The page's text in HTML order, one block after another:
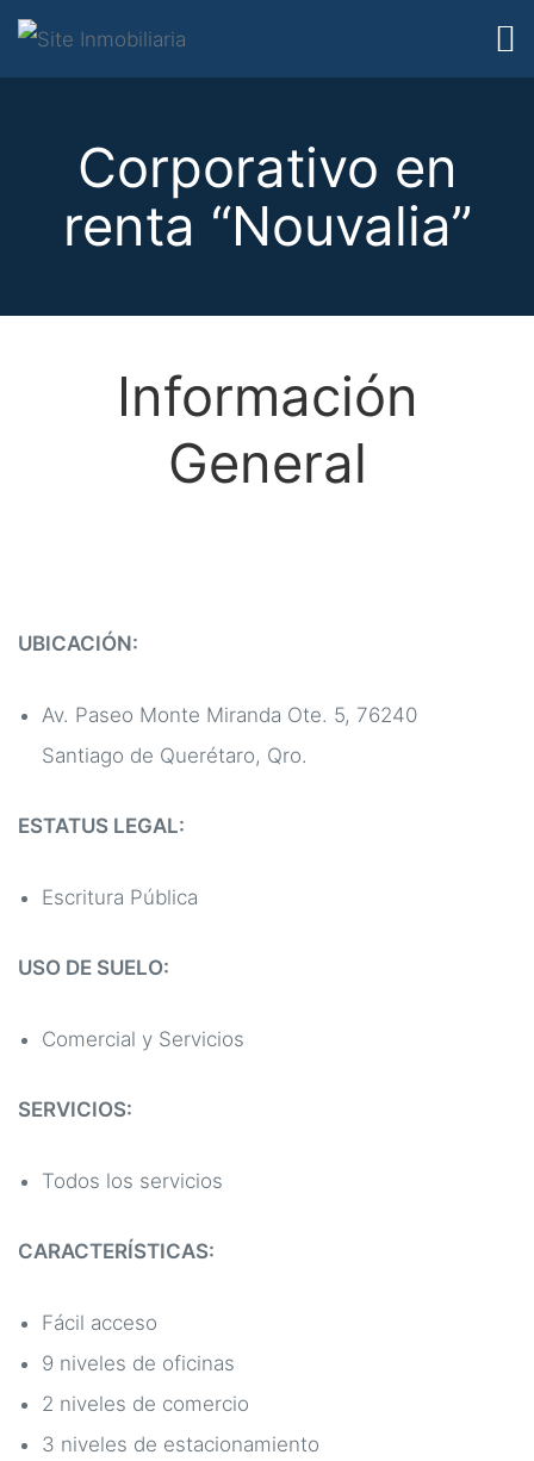
Corporativo en
renta “Nouvalia”
Información
General
UBICACIÓN:
Av. Paseo Monte Miranda Ote. 5, 76240
Santiago de Querétaro, Qro.
ESTATUS LEGAL:
Escritura Pública
USO DE SUELO:
Comercial y Servicios
SERVICIOS:
Todos los servicios
CARACTERÍSTICAS:
Fácil acceso
9 niveles de oficinas
2 niveles de comercio
3 niveles de estacionamiento